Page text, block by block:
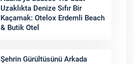
Uzaklıkta Denize Sıfır Bir
Kaçamak: Otelox Erdemli Beach
& Butik Otel
Şehrin Gürültüsünü Arkada